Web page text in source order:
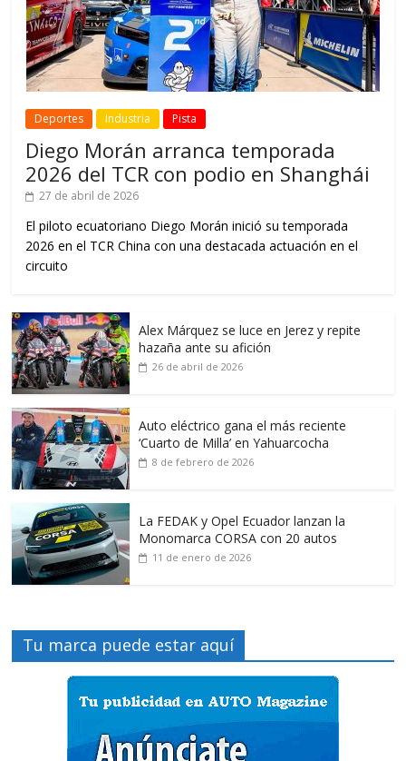
Deportes Industria Pista
Diego Morán arranca temporada
2026 del TCR con podio en Shanghái
27 de abril de 2026
El piloto ecuatoriano Diego Morán inició su temporada
2026 en el TCR China con una destacada actuación en el
circuito
Alex Márquez se luce en Jerez y repite
hazaña ante su afición
26 de abril de 2026
Auto eléctrico gana el más reciente
‘Cuarto de Milla’ en Yahuarcocha
8 de febrero de 2026
La FEDAK y Opel Ecuador lanzan la
Monomarca CORSA con 20 autos
11 de enero de 2026
Tu marca puede estar aquí